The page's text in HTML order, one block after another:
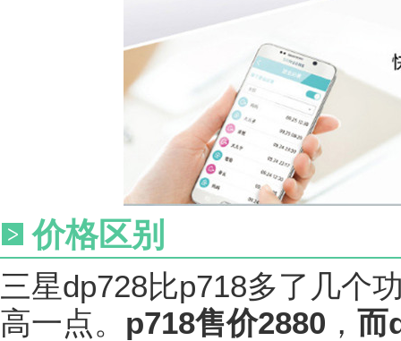
价格区别
三星dp728比p718多了几个
高一点。 p718售价2880 ， 而